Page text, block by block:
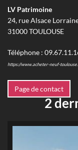
LV Patrimoine
24, rue Alsace
31000TOULOUSE
Téléphone :
https://www.acheter-neuf-
Page de contact
2